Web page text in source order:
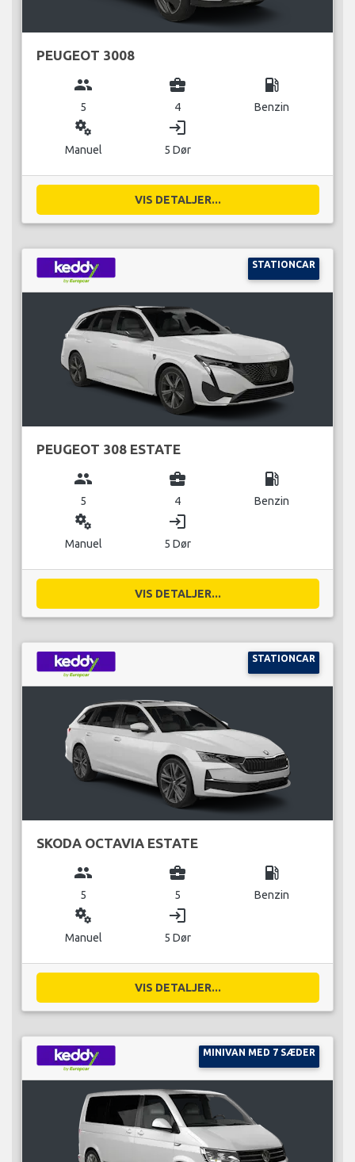
PEUGEOT 3008
group
5
business_center
4
local_gas_station
Benzin
miscellaneous_services
Manuel
login
5 Dør
VIS DETALJER...
STATIONCAR
PEUGEOT 308 ESTATE
group
5
business_center
4
local_gas_station
Benzin
miscellaneous_services
Manuel
login
5 Dør
VIS DETALJER...
STATIONCAR
SKODA OCTAVIA ESTATE
group
5
business_center
5
local_gas_station
Benzin
miscellaneous_services
Manuel
login
5 Dør
VIS DETALJER...
MINIVAN MED 7 SÆDER